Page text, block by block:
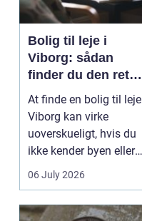
Bolig til leje i
Viborg: sådan
finder du den rette
lejlighed
At finde en bolig til leje
Viborg kan virke
uoverskueligt, hvis du
ikke kender byen eller
det lokale...
06 July 2026